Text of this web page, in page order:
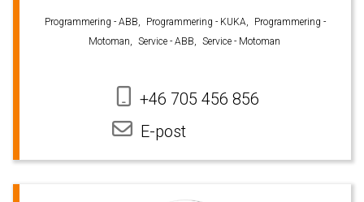
Programmering - ABB, Programmering - KUKA,
Programmering -
Motoman, Service - ABB, Service - Motoman
+46 705 456 856
E-post